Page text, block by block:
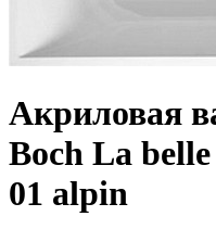
Акриловая
Boch La
01 alpin